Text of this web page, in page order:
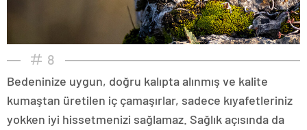
8
Bedeninize uygun, doğru kalıpta alınmış ve kalite
kumaştan üretilen iç çamaşırlar, sadece kıyafetleriniz
yokken iyi hissetmenizi sağlamaz. Sağlık açısında da